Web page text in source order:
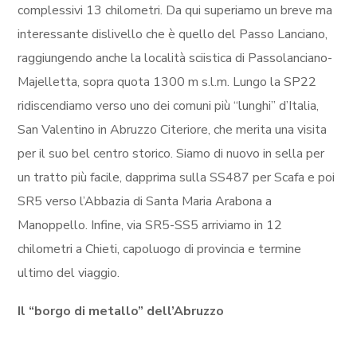
complessivi 13 chilometri. Da qui superiamo un breve ma
interessante dislivello che è quello del Passo Lanciano,
raggiungendo anche la località sciistica di Passolanciano-
Majelletta, sopra quota 1300 m s.l.m. Lungo la SP22
ridiscendiamo verso uno dei comuni più “lunghi” d’Italia,
San Valentino in Abruzzo Citeriore, che merita una visita
per il suo bel centro storico. Siamo di nuovo in sella per
un tratto più facile, dapprima sulla SS487 per Scafa e poi
SR5 verso l’Abbazia di Santa Maria Arabona a
Manoppello. Infine, via SR5-SS5 arriviamo in 12
chilometri a Chieti, capoluogo di provincia e termine
ultimo del viaggio.
Il “borgo di metallo” dell’Abruzzo